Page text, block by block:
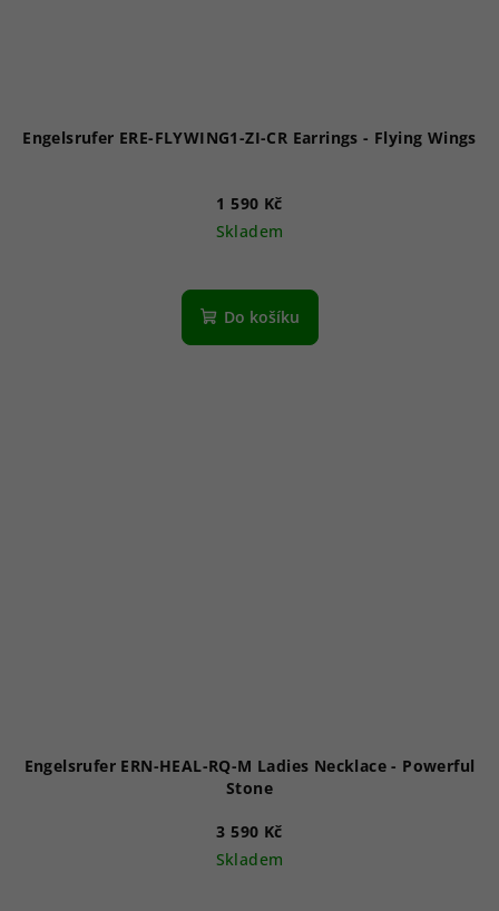
Engelsrufer ERE-FLYWING1-ZI-CR Earrings - Flying Wings
1 590 Kč
Skladem
Do košíku
Engelsrufer ERN-HEAL-RQ-M Ladies Necklace - Powerful
Stone
3 590 Kč
Skladem